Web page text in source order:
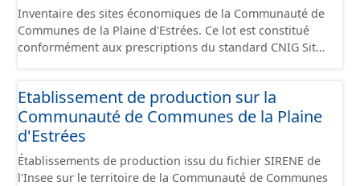
Inventaire des sites économiques de la Communauté de
Communes de la Plaine d'Estrées. Ce lot est constitué
conformément aux prescriptions du standard CNIG Sites
Etablissement de production sur la
Communauté de Communes de la Plaine
d'Estrées
Établissements de production issu du fichier SIRENE de
l'Insee sur le territoire de la Communauté de Communes